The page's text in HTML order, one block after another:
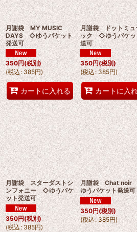
絞り込む
月謝袋 MY MUSIC
DAYS ◇ゆうパケット
発送可
350円(税別)
(税込: 385円)
カートに入れる
月謝袋 ドットミュ
ック ◇ゆうパケッ
送可
350円(税別)
(税込: 385円)
カートに入
月謝袋 スターダストシ
ンフォニー ◇ゆうパケ
ット発送可
350円(税別)
(税込: 385円)
月謝袋 Chat
ゆうパケット発送可
350円(税別)
(税込: 385円)